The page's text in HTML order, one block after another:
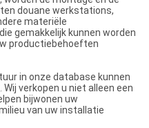
douane werkstations,
materiële
gemakkelijk kunnen worden
productiebehoeften
in onze database kunnen
verkopen u niet alleen een
bijwonen uw
van uw installatie